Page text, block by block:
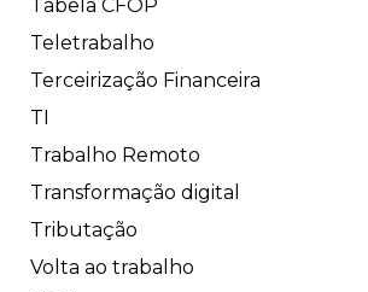
Tabela CFOP
Teletrabalho
Terceirização Financeira
TI
Trabalho Remoto
Transformação digital
Tributação
Volta ao trabalho